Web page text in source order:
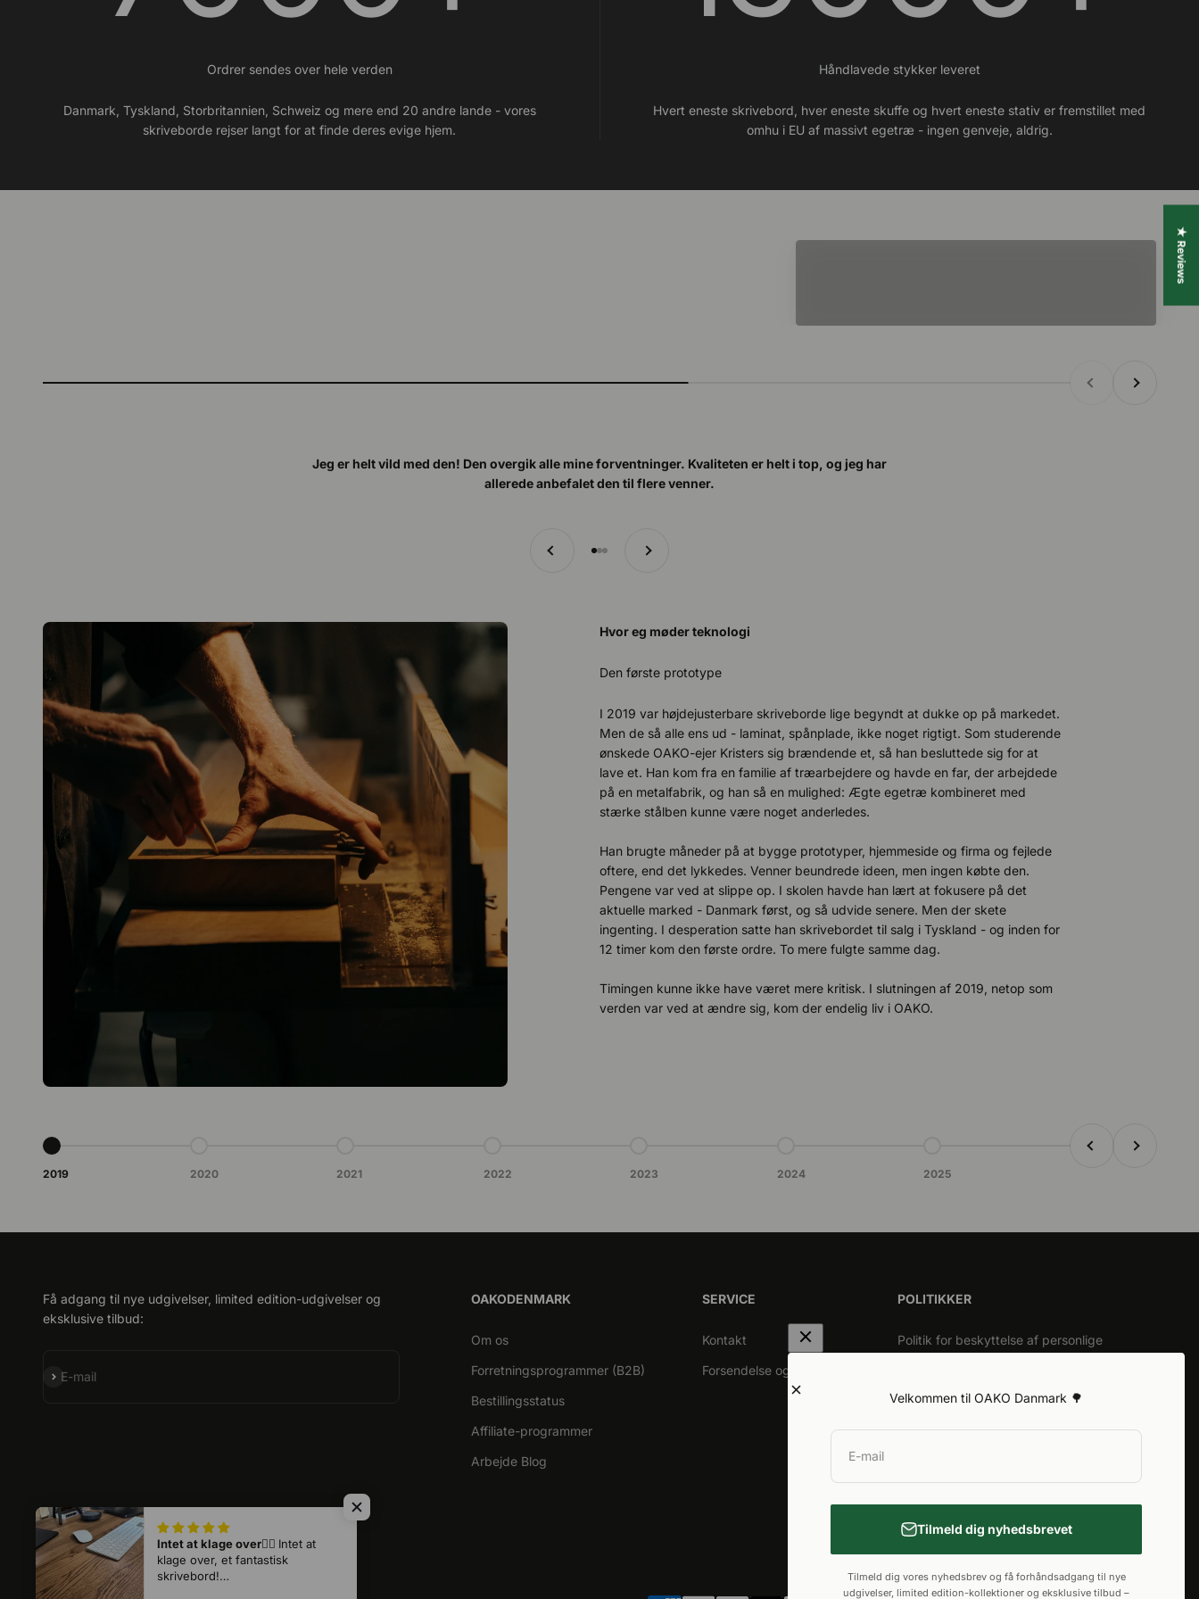
Velkommen til OAKO Danmark 🌳
E-mail
Tilmeld dig nyhedsbrevet
Tilmeld dig vores nyhedsbrev og få forhåndsadgang til nye
udgivelser, limited edition-kollektioner og eksklusive tilbud –
Ordrer sendes over hele verden
Danmark, Tyskland, Storbritannien, Schweiz og mere end 20 andre lande - vores
skriveborde rejser langt for at finde deres evige hjem.
Håndlavede stykker leveret
Hvert eneste skrivebord, hver eneste skuffe og hvert eneste stativ er fremstillet med
omhu i EU af massivt egetræ - ingen genveje, aldrig.
Jeg er helt vild med den! Den overgik alle mine forventninger. Kvaliteten er helt i top, og jeg har
allerede anbefalet den til flere venner.
Gå til punkt 1
Gå til punkt 2
Gå til punkt 3
Hvor eg møder teknologi
Den første prototype
I 2019 var højdejusterbare skriveborde lige begyndt at dukke op på markedet.
Men de så alle ens ud - laminat, spånplade, ikke noget rigtigt. Som studerende
ønskede OAKO-ejer Kristers sig brændende et, så han besluttede sig for at
lave et. Han kom fra en familie af træarbejdere og havde en far, der arbejdede
på en metalfabrik, og han så en mulighed: Ægte egetræ kombineret med
stærke stålben kunne være noget anderledes.
Han brugte måneder på at bygge prototyper, hjemmeside og firma og fejlede
oftere, end det lykkedes. Venner beundrede ideen, men ingen købte den.
Pengene var ved at slippe op. I skolen havde han lært at fokusere på det
aktuelle marked - Danmark først, og så udvide senere. Men der skete
ingenting. I desperation satte han skrivebordet til salg i Tyskland - og inden for
12 timer kom den første ordre. To mere fulgte samme dag.
Timingen kunne ikke have været mere kritisk. I slutningen af 2019, netop som
verden var ved at ændre sig, kom der endelig liv i OAKO.
Gå til punkt 1
2019 2020 2021 2022 2023 2024 2025
Få adgang til nye udgivelser, limited edition-udgivelser og
eksklusive tilbud:
E-mail
Abonner
OAKODENMARK
Om os
Forretningsprogrammer (B2B)
Bestillingsstatus
Affiliate-programmer
Arbejde Blog
SERVICE
Kontakt
Forsendelse og levering
POLITIKKER
Politik for beskyttelse af personlige
Vilkår for service
Intet at klage over👍🏻 Intet at
klage over, et fantastisk
skrivebord!
★ Reviews